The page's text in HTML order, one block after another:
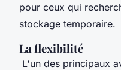
pour ceux qui
stockage temporaire.
La flexibilité
L'un des principaux